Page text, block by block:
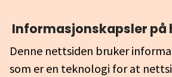
Informasjonskapsler på
Denne nettsiden bruker
som er en teknologi for at